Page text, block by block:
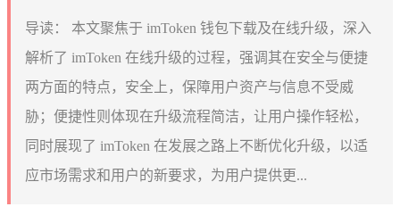
导读：
本文聚焦于 imToken 钱包下载及在线升级，深入
解析了 imToken 在线升级的过程，强调其在安全与便捷
两方面的特点，安全上，保障用户资产与信息不受威
胁；便捷性则体现在升级流程简洁，让用户操作轻松，
同时展现了 imToken 在发展之路上不断优化升级，以适
应市场需求和用户的新要求，为用户提供更...